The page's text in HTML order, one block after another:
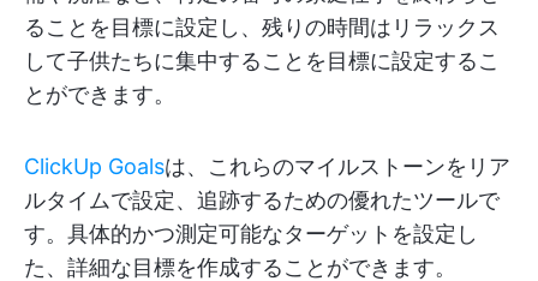
ることを目標に設定し、残りの時間はリラックス
して子供たちに集中することを目標に設定するこ
とができます。
ClickUp Goalsは、これらのマイルストーンをリア
ルタイムで設定、追跡するための優れたツールで
す。具体的かつ測定可能なターゲットを設定し
た、詳細な目標を作成することができます。